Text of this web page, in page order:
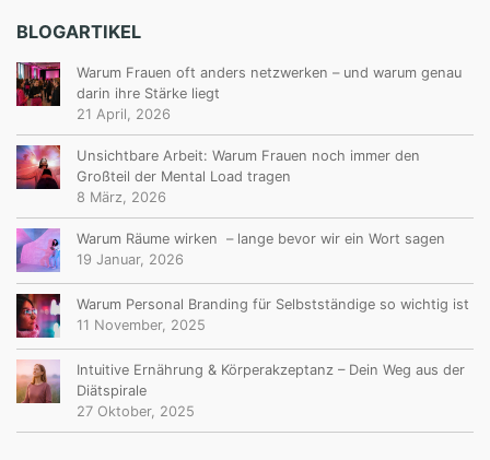
BLOGARTIKEL
Warum Frauen oft anders netzwerken – und warum genau
darin ihre Stärke liegt
21 April, 2026
Unsichtbare Arbeit: Warum Frauen noch immer den
Großteil der Mental Load tragen
8 März, 2026
Warum Räume wirken – lange bevor wir ein Wort sagen
19 Januar, 2026
Warum Personal Branding für Selbstständige so wichtig ist
11 November, 2025
Intuitive Ernährung & Körperakzeptanz – Dein Weg aus der
Diätspirale
27 Oktober, 2025